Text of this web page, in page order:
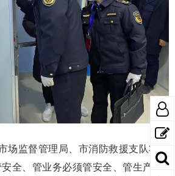
场监督管理局、市消防救援支队将全
全、管业务必须管安全、管生产必